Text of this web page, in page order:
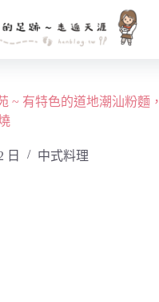
~ 有特色的道地潮汕粉麵
日 中式料理